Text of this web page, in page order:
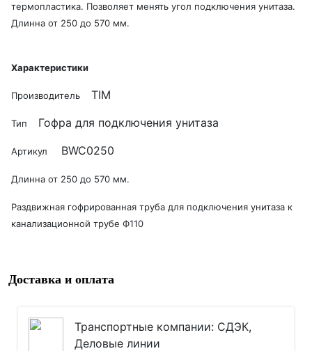
термопластика. Позволяет менять угол подключения унитаза.
Длинна от 250 до 570 мм.
Характеристики
Производитель TIM
Тип Гофра для подключения унитаза
Артикул BWC0250
Длинна от 250 до 570 мм.
Раздвижная гофрированная труба для подключения унитаза к
канализационной трубе Ф110
Доставка и оплата
Транспортные компании: СДЭК,
Деловые линии